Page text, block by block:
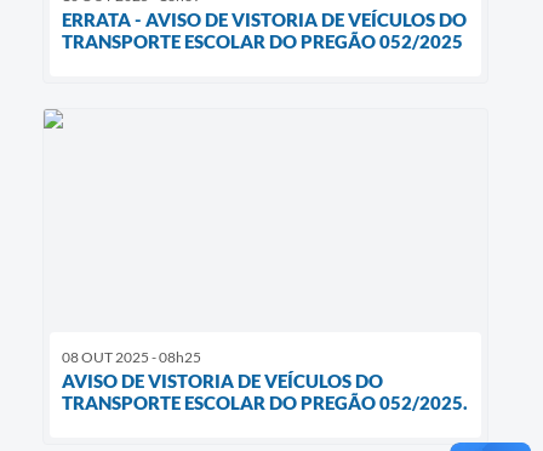
ERRATA - AVISO DE VISTORIA DE VEÍCULOS DO
TRANSPORTE ESCOLAR DO PREGÃO 052/2025
08 OUT 2025 - 08h25
AVISO DE VISTORIA DE VEÍCULOS DO
TRANSPORTE ESCOLAR DO PREGÃO 052/2025.